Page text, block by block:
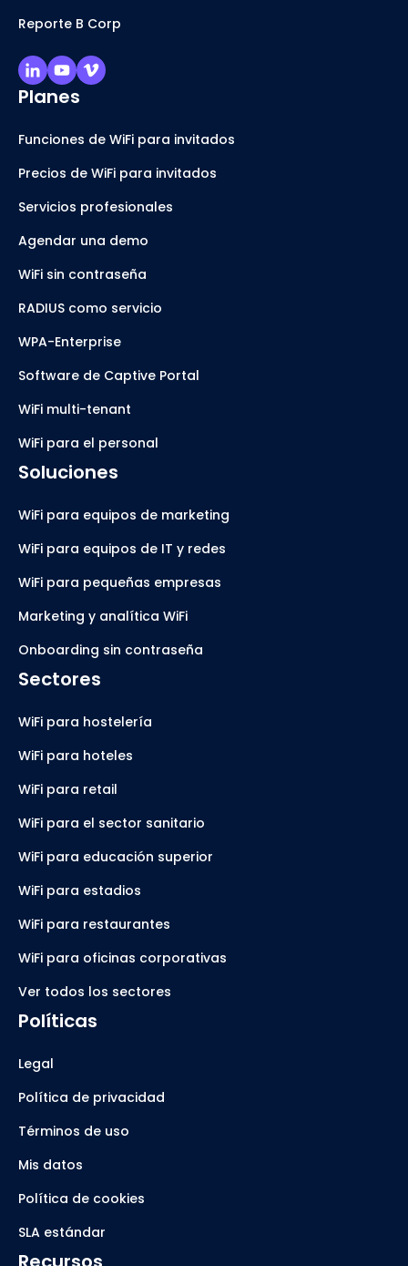
Reporte B Corp
Planes
Funciones de WiFi para invitados
Precios de WiFi para invitados
Servicios profesionales
Agendar una demo
WiFi sin contraseña
RADIUS como servicio
WPA-Enterprise
Software de Captive Portal
WiFi multi-tenant
WiFi para el personal
Soluciones
WiFi para equipos de marketing
WiFi para equipos de IT y redes
WiFi para pequeñas empresas
Marketing y analítica WiFi
Onboarding sin contraseña
Sectores
WiFi para hostelería
WiFi para hoteles
WiFi para retail
WiFi para el sector sanitario
WiFi para educación superior
WiFi para estadios
WiFi para restaurantes
WiFi para oficinas corporativas
Ver todos los sectores
Políticas
Legal
Política de privacidad
Términos de uso
Mis datos
Política de cookies
SLA estándar